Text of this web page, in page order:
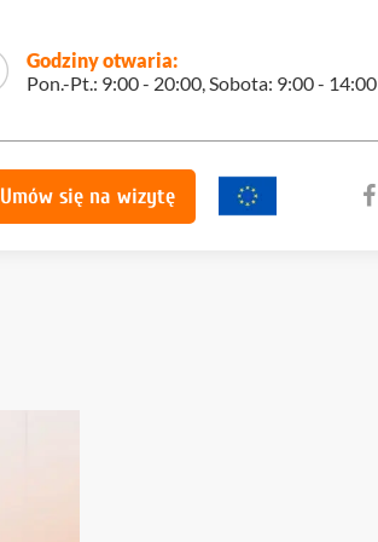
Godziny otwaria:
Pon.-Pt.: 9:00 - 20:00, Sobota: 9:00 - 14:00
Umów się na wizytę